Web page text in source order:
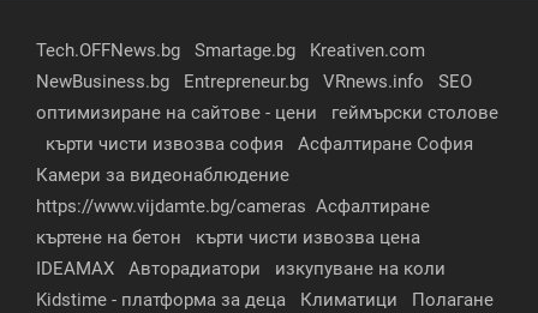
Tech.OFFNews.bg Smartage.bg
Kreativen.com
NewBusiness.bg
Entrepreneur.bg VRnews.info
SEO
оптимизиране на сайтове - цени
геймърски столове
кърти чисти извозва софия
Асфалтиране София
Камери за видеонаблюдение
https://www.vijdamte.bg/cameras Асфалтиране
къртене на бетон
кърти чисти извозва цена
IDEAMAX
Авторадиатори
изкупуване на коли
Kidstime - платформа за деца
Климатици Полагане